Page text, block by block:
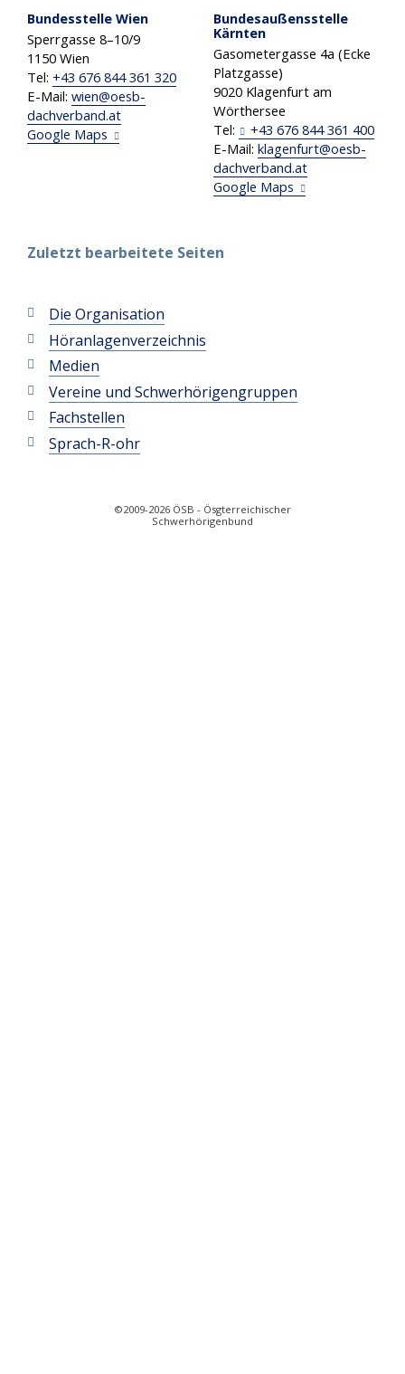
Bundesstelle Wien
Sperrgasse 8–10/9
1150 Wien
Tel: +43 676 844 361 320
E-Mail: wien@oesb-
dachverband.at
Google Maps
Bundesaußensstelle
Kärnten
Gasometergasse 4a (Ecke
Platzgasse)
9020 Klagenfurt am
Wörthersee
Tel:
+43 676 844 361 400
E-Mail: klagenfurt@oesb-
dachverband.at
Google Maps
Zuletzt bearbeitete Seiten
Die Organisation
Höranlagenverzeichnis
Medien
Vereine und Schwerhörigengruppen
Fachstellen
Sprach-R-ohr
©2009-2026 ÖSB - Ösgterreichischer
Schwerhörigenbund